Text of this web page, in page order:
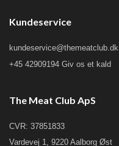
Kundeservice
kundeservice@themeatclub.dk
+45 42909194 Giv os et kald
The Meat Club ApS
CVR: 37851833
Vardevej 1, 9220 Aalborg Øst